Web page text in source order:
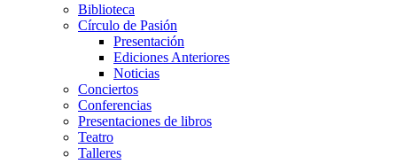
Biblioteca
Círculo de Pasión
Presentación
Ediciones Anteriores
Noticias
Conciertos
Conferencias
Presentaciones de libros
Teatro
Talleres